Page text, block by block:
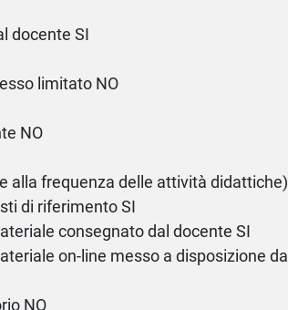
docente SI
limitato NO
NO
alla frequenza delle attività didattiche)
di riferimento SI
consegnato dal docente SI
on-line messo a disposizione dal
NO